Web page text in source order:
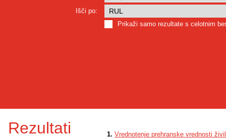
Išči po:
Prikaži samo rezultate s celotnim
Rezultati 1. Vrednotenje prehranske vrednosti